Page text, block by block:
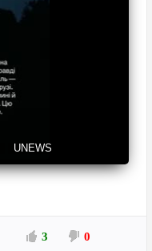
UNEWS
3 0